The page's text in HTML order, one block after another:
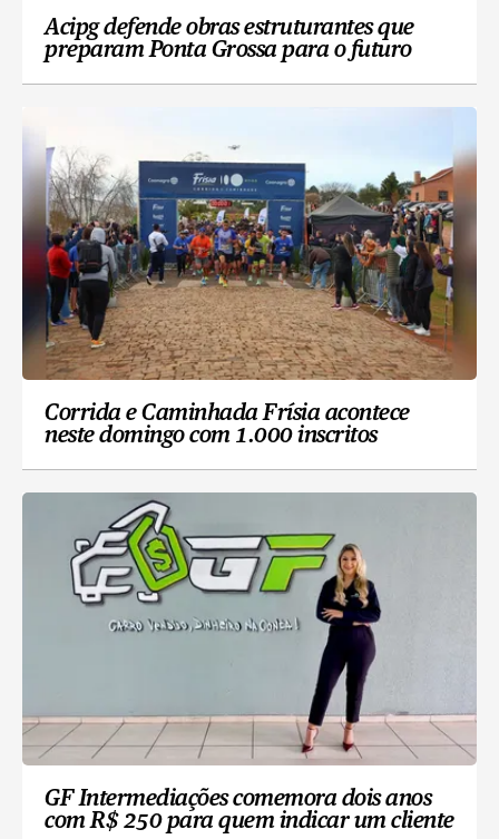
Acipg defende obras estruturantes que
preparam Ponta Grossa para o futuro
Corrida e Caminhada Frísia acontece
neste domingo com 1.000 inscritos
GF Intermediações comemora dois anos
com R$ 250 para quem indicar um cliente